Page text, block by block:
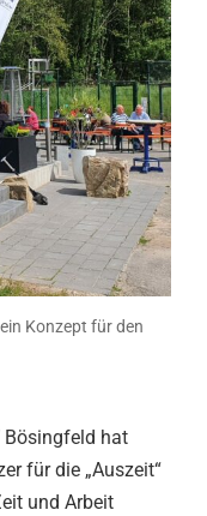
Konzept für den
Bösingfeld hat
für die „Auszeit“
und Arbeit